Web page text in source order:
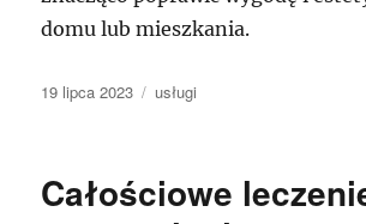
domu lub mieszkania.
Data
19 lipca 2023 Kategorie
usługi
Całościowe